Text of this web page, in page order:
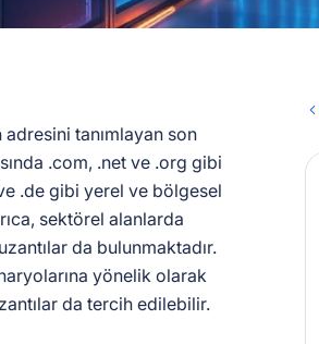
tanımlayan son
.com, .net ve .org gibi
.de gibi yerel ve bölgesel
sektörel alanlarda
da bulunmaktadır.
yönelik olarak
da tercih edilebilir.